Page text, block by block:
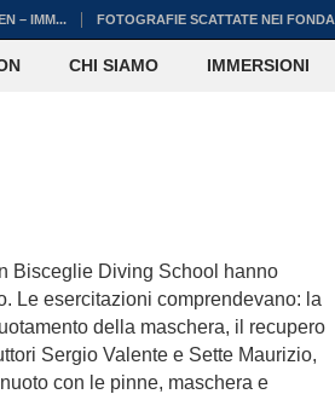
– IMM... FOTOGRAFIE SCATTATE NEI
CHI SIAMO IMMERSIONI
Bisceglie Diving School hanno
Le esercitazioni comprendevano: la
della maschera, il recupero
Sergio Valente e Sette Maurizio,
con le pinne, maschera e